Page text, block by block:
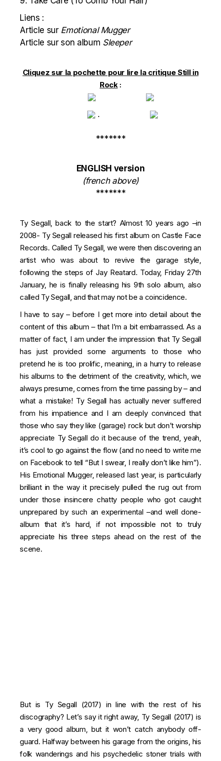
Liens :
Article surEmotional Mugger
Article sur son album Sleeper
Cliquez sur la pochette pour lire la critique Still in
Rock:
.
*******
ENGLISH version
(french above)
*******
Ty Segall, back to the start? Almost 10 years ago –in
2008- Ty Segall released his first album on Castle Face
Records. Called Ty Segall, we were then discovering an
artist who was about to revive the garage style,
following the steps of Jay Reatard. Today, Friday 27th
January, he is finally releasing his 9th solo album, also
called Ty Segall, and that may not be a coincidence.
I have to say – before I get more into detail about the
content of this album – that I’m a bit embarrassed. As a
matter of fact, I am under the impression that Ty Segall
has just provided some arguments to those who
pretend he is too prolific, meaning, in a hurry to release
his albums to the detriment of the creativity, which, we
always presume, comes from the time passing by – and
what a mistake! Ty Segall has actually never suffered
from his impatience and I am deeply convinced that
those who say they like (garage) rock but don’t worship
appreciate Ty Segall do it because of the trend, yeah,
it’s cool to go against the flow (and no need to write me
on Facebook to tell “But I swear, I really don’t like him”).
His Emotional Mugger, released last year, is particularly
brilliant in the way it precisely pulled the rug out from
under those insincere chatty people who got caught
unprepared by such an experimental –and well done-
album that it’s hard, if not impossible not to truly
appreciate his three steps ahead on the rest of the
scene.
But is Ty Segall (2017) in line with the rest of his
discography? Let’s say it right away, Ty Segall (2017) is
a very good album, but it won’t catch anybody off-
guard. Halfway between his garage from the origins, his
folk wanderings and his psychedelic stoner trials with